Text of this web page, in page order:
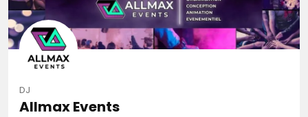
DJ
Allmax Events